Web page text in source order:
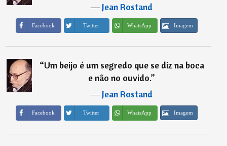
―Jean Rostand
Facebook Twitter WhatsApp Imagem
“Um beijo é um segredo que se diz na boca
e não no ouvido.”
―Jean Rostand
Facebook Twitter WhatsApp Imagem